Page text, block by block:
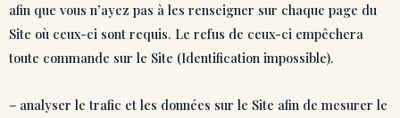
afin que vous n’ayez pas à les renseigner sur chaque page du
Site où ceux-ci sont requis. Le refus de ceux-ci empêchera
toute commande sur le Site (Identification impossible).
– analyser le trafic et les données sur le Site afin de mesurer le